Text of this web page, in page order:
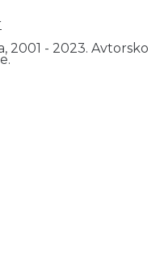
2001 - 2023. Avtorsko